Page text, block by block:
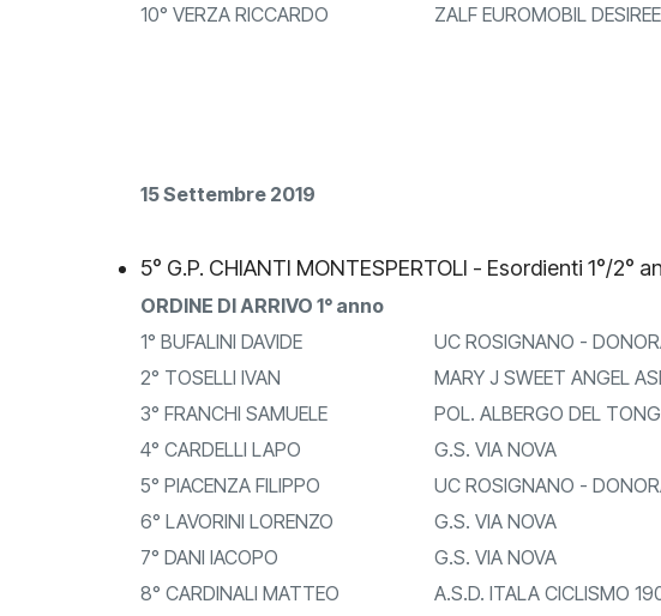
10° VERZA RICCARDO
ZALF EUROMOBIL
15 Settembre 2019
5° G.P. CHIANTI MONTESPERTOLI - Esordienti 1°/2°
ORDINE DI ARRIVO 1° anno
1° BUFALINI DAVIDE
UC ROSIGNANO -
2° TOSELLI IVAN
MARY J SWEET ANGEL
3° FRANCHI SAMUELE
POL. ALBERGO DEL
4° CARDELLI LAPO
G.S. VIA NOVA
5° PIACENZA FILIPPO
UC ROSIGNANO -
6° LAVORINI LORENZO
G.S. VIA NOVA
7° DANI IACOPO
G.S. VIA NOVA
8° CARDINALI MATTEO
A.S.D. ITALA CICLISMO